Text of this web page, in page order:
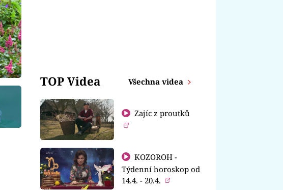
TOP Videa Všechna videa
Zajíc z proutků
KOZOROH -
Týdenní horoskop od
14.4. - 20.4.